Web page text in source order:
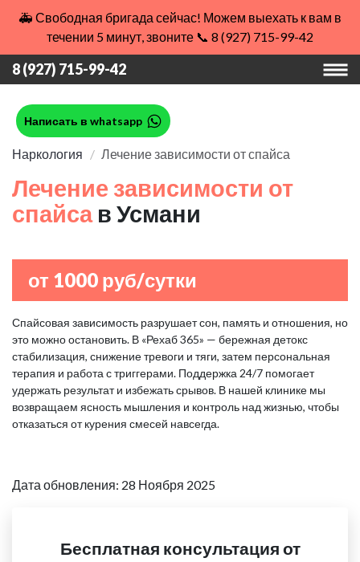
🚑 Свободная бригада сейчас! Можем выехать к вам в
течении 5 минут, звоните 📞 8 (927) 715-99-42
8 (927) 715-99-42
Написать в whatsapp
Наркология Лечение зависимости от спайса
Лечение зависимости от
спайса в Усмани
от 1000 руб/сутки
Спайсовая зависимость разрушает сон, память и отношения, но
это можно остановить. В «Рехаб 365» — бережная детокс
стабилизация, снижение тревоги и тяги, затем персональная
терапия и работа с триггерами. Поддержка 24/7 помогает
удержать результат и избежать срывов. В нашей клинике мы
возвращаем ясность мышления и контроль над жизнью, чтобы
отказаться от курения смесей навсегда.
Дата обновления: 28 Ноября 2025
Бесплатная консультация от